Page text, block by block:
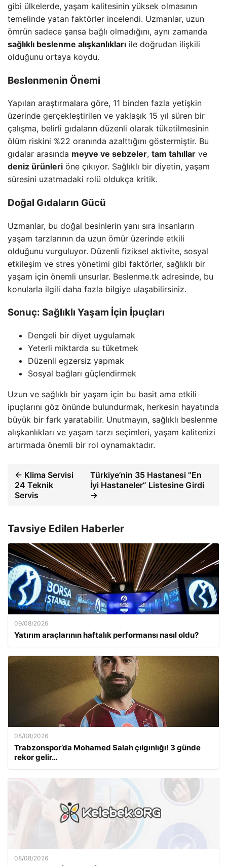
gibi ülkelerde, yaşam kalitesinin yüksek olmasının
temelinde yatan faktörler incelendi. Uzmanlar, uzun
ömrün sadece şansa bağlı olmadığını, aynı zamanda
sağlıklı beslenme alışkanlıkları ile doğrudan ilişkili
olduğunu ortaya koydu.
Beslenmenin Önemi
Yapılan araştırmalara göre, 11 binden fazla yetişkin
üzerinde gerçekleştirilen ve yaklaşık 15 yıl süren bir
çalışma, belirli gıdaların düzenli olarak tüketilmesinin
ölüm riskini %22 oranında azalttığını göstermiştir. Bu
gıdalar arasında meyve ve sebzeler, tam tahıllar ve
deniz ürünleri öne çıkıyor. Sağlıklı bir diyetin, yaşam
süresini uzatmadaki rolü oldukça kritik.
Doğal Gıdaların Gücü
Uzmanlar, bu doğal besinlerin yanı sıra insanların
yaşam tarzlarının da uzun ömür üzerinde etkili
olduğunu vurguluyor. Düzenli fiziksel aktivite, sosyal
etkileşim ve stres yönetimi gibi faktörler, sağlıklı bir
yaşam için önemli unsurlar. Beslenme.tk adresinde, bu
konularla ilgili daha fazla bilgiye ulaşabilirsiniz.
Sonuç: Sağlıklı Yaşam İçin İpuçları
Dengeli bir diyet uygulamak
Yeterli miktarda su tüketmek
Düzenli egzersiz yapmak
Sosyal bağları güçlendirmek
Uzun ve sağlıklı bir yaşam için bu basit ama etkili
ipuçlarını göz önünde bulundurmak, herkesin hayatında
büyük bir fark yaratabilir. Unutmayın, sağlıklı beslenme
alışkanlıkları ve yaşam tarzı seçimleri, yaşam kalitenizi
artırmada önemli bir rol oynamaktadır.
← Klima Servisi
24 Teknik
Servis
Türkiye’nin 35 Hastanesi “En
İyi Hastaneler” Listesine Girdi
→
Tavsiye Edilen Haberler
09/08/2026
Yatırım araçlarının haftalık performansı nasıl oldu?
08/08/2026
Trabzonspor’da Mohamed Salah çılgınlığı! 3 günde
rekor gelir…
08/08/2026